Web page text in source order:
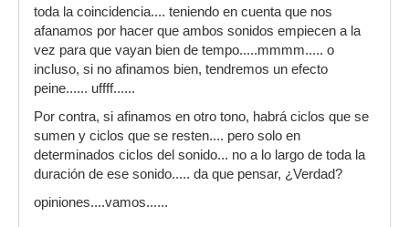
toda la coincidencia.... teniendo en cuenta que nos
afanamos por hacer que ambos sonidos empiecen a la
vez para que vayan bien de tempo.....mmmm..... o
incluso, si no afinamos bien, tendremos un efecto
peine...... uffff......
Por contra, si afinamos en otro tono, habrá ciclos que se
sumen y ciclos que se resten.... pero solo en
determinados ciclos del sonido... no a lo largo de toda la
duración de ese sonido..... da que pensar, ¿Verdad?
opiniones....vamos......